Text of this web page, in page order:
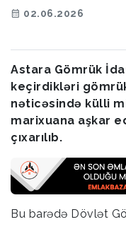
02.06.2026
Astara Gömrük
keçirdikləri
nəticəsində külli
marixuana aşkar
çıxarılıb.
Bu barədə Dövlət